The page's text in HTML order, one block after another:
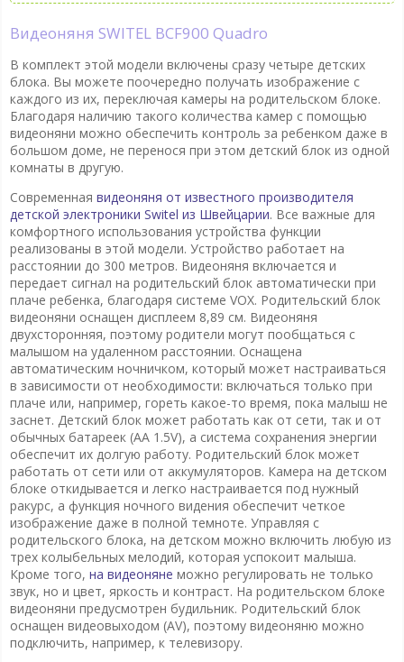
Видеоняня SWITEL BCF900 Quadro
В комплект этой модели включены сразу четыре детских
блока. Вы можете поочередно получать изображение с
каждого из их, переключая камеры на родительском блоке.
Благодаря наличию такого количества камер с помощью
видеоняни можно обеспечить контроль за ребенком даже в
большом доме, не перенося при этом детский блок из одной
комнаты в другую.
Современная видеоняня от известного производителя
детской электроники Switel из Швейцарии. Все важные для
комфортного использования устройства функции
реализованы в этой модели. Устройство работает на
расстоянии до 300 метров. Видеоняня включается и
передает сигнал на родительский блок автоматически при
плаче ребенка, благодаря системе VOХ. Родительский блок
видеоняни оснащен дисплеем 8,89 см. Видеоняня
двухсторонняя, поэтому родители могут пообщаться с
малышом на удаленном расстоянии. Оснащена
автоматическим ночничком, который может настраиваться
в зависимости от необходимости: включаться только при
плаче или, например, гореть какое-то время, пока малыш не
заснет. Детский блок может работать как от сети, так и от
обычных батареек (АА 1.5V), а система сохранения энергии
обеспечит их долгую работу. Родительский блок может
работать от сети или от аккумуляторов. Камера на детском
блоке откидывается и легко настраивается под нужный
ракурс, а функция ночного видения обеспечит четкое
изображение даже в полной темноте. Управляя с
родительского блока, на детском можно включить любую из
трех колыбельных мелодий, которая успокоит малыша.
Кроме того, на видеоняне можно регулировать не только
звук, но и цвет, яркость и контраст. На родительском блоке
видеоняни предусмотрен будильник. Родительский блок
оснащен видеовыходом (AV), поэтому видеоняню можно
подключить, например, к телевизору.